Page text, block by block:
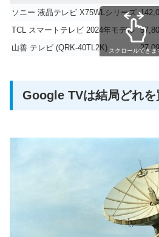
ソニー 液晶テレビ X75WLシリーズ
TCL スマートテレビ 2024年モデル
山善 テレビ (QRK-40TL2K) スクロールできま
Google TVは結局どれを